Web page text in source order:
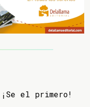
el primero!